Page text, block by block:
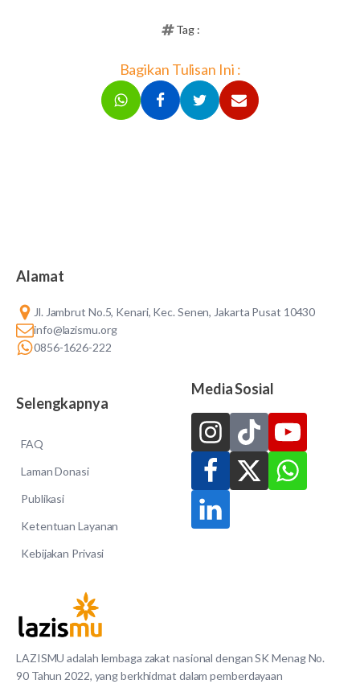
Tag :
Bagikan Tulisan Ini :
LAZISMU adalah lembaga zakat nasional dengan SK Menag No.
90 Tahun 2022, yang berkhidmat dalam pemberdayaan
Alamat
Jl. Jambrut No.5, Kenari, Kec. Senen, Jakarta Pusat 10430
info@lazismu.org
0856-1626-222
Selengkapnya
FAQ
Laman Donasi
Publikasi
Ketentuan Layanan
Kebijakan Privasi
Media Sosial